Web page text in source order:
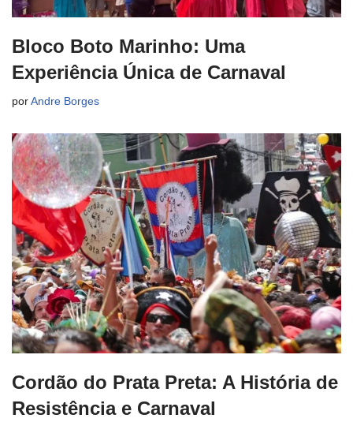
Bloco Boto Marinho: Uma
Experiência Única de Carnaval
por Andre Borges
Cordão do Prata Preta: A História de
Resistência e Carnaval